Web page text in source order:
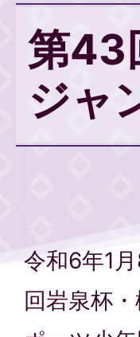
第43
ジャ
令和6年1
回岩泉杯